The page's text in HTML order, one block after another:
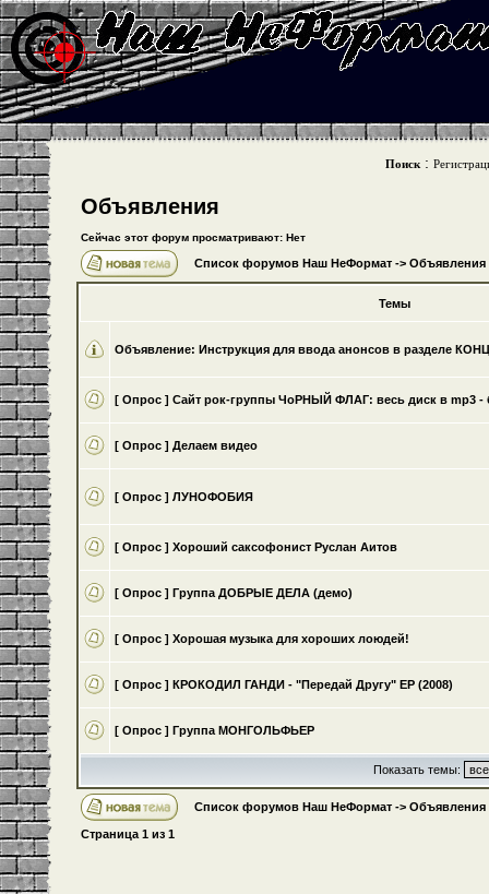
Поиск :
Объявления
Сейчас этот форум просматривают: Нет
Список форумов Наш НеФормат -> Объявления
Темы
Объявление: Инструкция для ввода анонсов в разделе
[ Опрос ] Cайт рок-группы ЧоРНЫЙ ФЛАГ: весь диск в mp3 -
[ Опрос ] Делаем видео
[ Опрос ] ЛУНОФОБИЯ
[ Опрос ] Хороший саксофонист Руслан Аитов
[ Опрос ] Группа ДОБРЫЕ ДЕЛА (демо)
[ Опрос ] Хорошая музыка для хороших лоюдей!
[ Опрос ] КРОКОДИЛ ГАНДИ - "Передай Другу" ЕР (2008)
[ Опрос ] Группа МОНГОЛЬФЬЕР
Показать темы:
Список форумов Наш НеФормат -> Объявления
Страница 1 из 1